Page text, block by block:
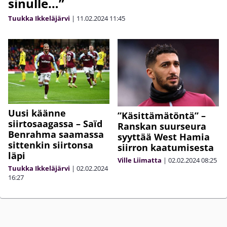
Tuukka Ikkeläjärvi | 11.02.2024 11:45
Uusi käänne
siirtosaagassa – Saïd
Benrahma saamassa
sittenkin siirtonsa
läpi
Tuukka Ikkeläjärvi | 02.02.2024
16:27
”Käsittämätöntä” –
Ranskan suurseura
syyttää West Hamia
siirron kaatumisesta
Ville Liimatta | 02.02.202408:25